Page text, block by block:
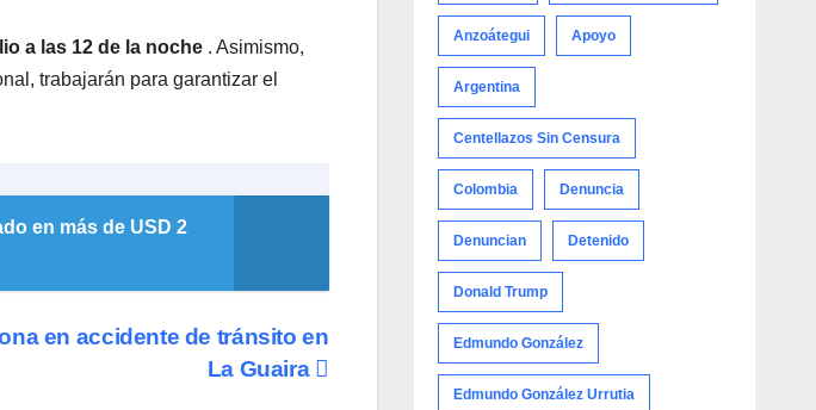
a las 12 de la noche . Asimismo,
trabajarán para garantizar el
en más de USD 2
en accidente de tránsito en
La Guaira
Anzoátegui Apoyo
Argentina
Centellazos Sin Censura
Colombia Denuncia
Denuncian Detenido
Donald Trump
Edmundo González
Edmundo González Urrutia